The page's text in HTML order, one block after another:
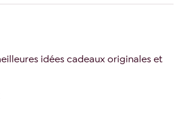
idées cadeaux originales et